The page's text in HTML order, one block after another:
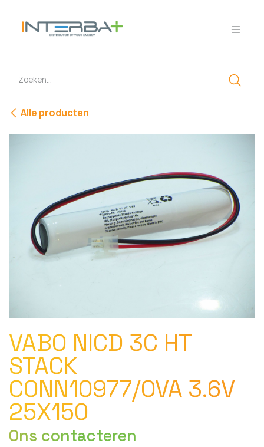
Alle producten
VABO NICD 3C HT
STACK
CONN10977/OVA 3.6V
25X150
Ons contacteren